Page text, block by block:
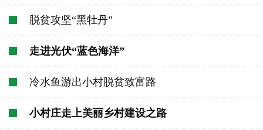
脱贫攻坚“黑牡丹”
走进光伏“蓝色海洋”
冷水鱼游出小村脱贫致富路
小村庄走上美丽乡村建设之路